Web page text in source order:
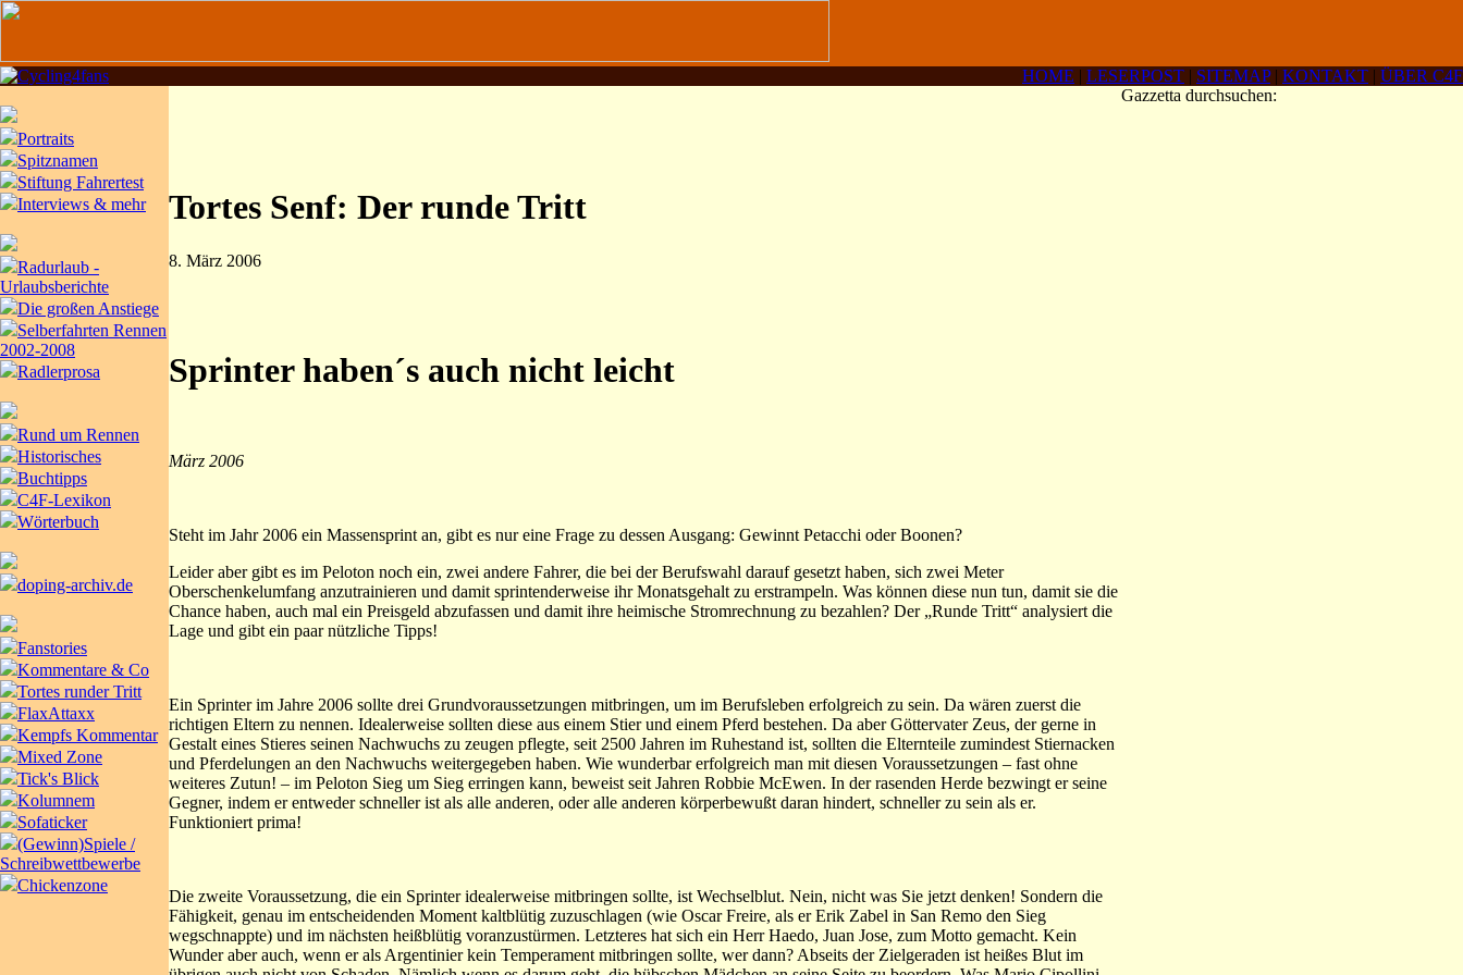
HOME | LESERPOST | SITEMAP| KONTAKT | ÜBER C4F
Portraits
Spitznamen
Stiftung Fahrertest
Interviews & mehr
Radurlaub -
Urlaubsberichte
Die großen Anstiege
Selberfahrten Rennen
2002-2008
Radlerprosa
Rund um Rennen
Historisches
Buchtipps
C4F-Lexikon
Wörterbuch
doping-archiv.de
Fanstories
Kommentare & Co
Tortes runder Tritt
FlaxAttaxx
Kempfs Kommentar
Mixed Zone
Tick's Blick
Kolumnem
Sofaticker
(Gewinn)Spiele /
Schreibwettbewerbe
Chickenzone
Tortes Senf: Der runde Tritt
8. März 2006
Sprinter haben´s auch nicht leicht
März 2006
Steht im Jahr 2006 ein Massensprint an, gibt es nur eine Frage zu dessen Ausgang: Gewinnt Petacchi oder Boonen?
Leider aber gibt es im Peloton noch ein, zwei andere Fahrer, die bei der Berufswahl darauf gesetzt haben, sich zwei Meter
Oberschenkelumfang anzutrainieren und damit sprintenderweise ihr Monatsgehalt zu erstrampeln. Was können diese nun tun, damit sie die
Chance haben, auch mal ein Preisgeld abzufassen und damit ihre heimische Stromrechnung zu bezahlen? Der „Runde Tritt“ analysiert die
Lage und gibt ein paar nützliche Tipps!
Ein Sprinter im Jahre 2006 sollte drei Grundvoraussetzungen mitbringen, um im Berufsleben erfolgreich zu sein. Da wären zuerst die
richtigen Eltern zu nennen. Idealerweise sollten diese aus einem Stier und einem Pferd bestehen. Da aber Göttervater Zeus, der gerne in
Gestalt eines Stieres seinen Nachwuchs zu zeugen pflegte, seit 2500 Jahren im Ruhestand ist, sollten die Elternteile zumindest Stiernacken
und Pferdelungen an den Nachwuchs weitergegeben haben. Wie wunderbar erfolgreich man mit diesen Voraussetzungen – fast ohne
weiteres Zutun! – im Peloton Sieg um Sieg erringen kann, beweist seit Jahren Robbie McEwen. In der rasenden Herde bezwingt er seine
Gegner, indem er entweder schneller ist als alle anderen, oder alle anderen körperbewußt daran hindert, schneller zu sein als er.
Funktioniert prima!
Die zweite Voraussetzung, die ein Sprinter idealerweise mitbringen sollte, ist Wechselblut. Nein, nicht was Sie jetzt denken! Sondern die
Fähigkeit, genau im entscheidenden Moment kaltblütig zuzuschlagen (wie Oscar Freire, als er Erik Zabel in San Remo den Sieg
wegschnappte) und im nächsten heißblütig voranzustürmen. Letzteres hat sich ein Herr Haedo, Juan Jose, zum Motto gemacht. Kein
Wunder aber auch, wenn er als Argentinier kein Temperament mitbringen sollte, wer dann? Abseits der Zielgeraden ist heißes Blut im
Gazzetta durchsuchen: